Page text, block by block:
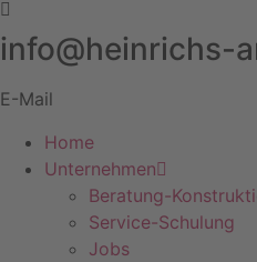
info@heinrichs-
E-Mail
Home
Unternehmen
Beratung-
Service-Schulung
Jobs